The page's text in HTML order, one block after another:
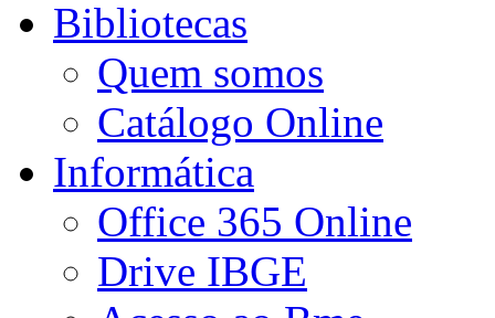
Bibliotecas
Quem somos
Catálogo Online
Informática
Office 365 Online
Drive IBGE